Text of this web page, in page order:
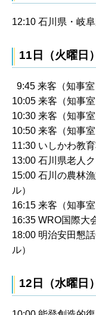
12:10 石川県・岐
11日（火曜日）
9:45 来客（知事室
10:05 来客（知事室
10:30 来客（知事室
10:50 来客（知事室
11:30 いしかわ教
13:00 石川県老人
15:00 石川の農林
ル）
16:15 来客（知事室
16:35 WRO国際大
18:00 明治安田懇
ル）
12日（水曜日）